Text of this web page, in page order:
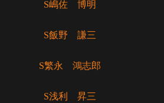
S嶋佐 博明
S飯野 謙三
S繁永 鴻志郎
S浅利 昇三